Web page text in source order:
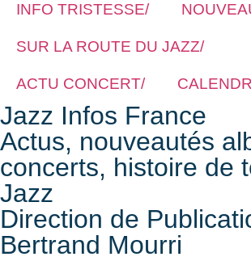
INFO TRISTESSE/
SUR LA ROUTE DU JAZZ/
ACTU CONCERT/
Jazz Infos France
Actus, nouveautés
concerts, histoire de
Jazz
Direction de
Bertrand Mourri